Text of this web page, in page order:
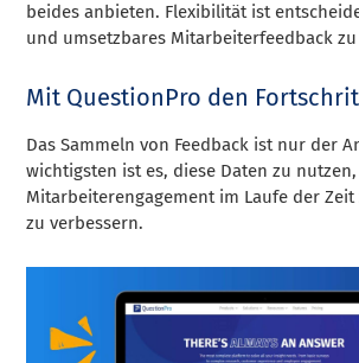
beides anbieten. Flexibilität ist
und umsetzbares Mitarbeiterfeedback
Mit QuestionPro den
Das Sammeln von Feedback ist nur der
wichtigsten ist es, diese Daten zu
Mitarbeiterengagement im Laufe der
zu verbessern.